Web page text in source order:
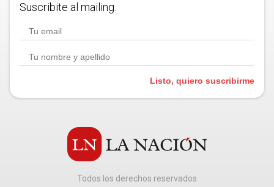
Suscribite al mailing.
Listo, quiero suscribirme
Todos los derechos reservados